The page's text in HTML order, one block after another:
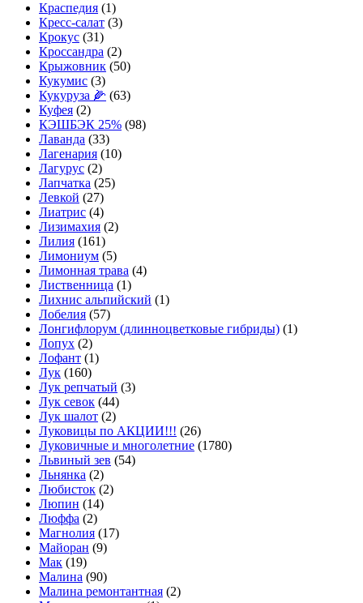
Краспедия (1)
Кресс-салат (3)
Крокус (31)
Кроссандра (2)
Крыжовник (50)
Кукумис (3)
Кукуруза 🌽 (63)
Куфея (2)
КЭШБЭК 25% (98)
Лаванда (33)
Лагенария (10)
Лагурус (2)
Лапчатка (25)
Левкой (27)
Лиатрис (4)
Лизимахия (2)
Лилия (161)
Лимониум (5)
Лимонная трава (4)
Лиственница (1)
Лихнис альпийский (1)
Лобелия (57)
Лонгифлорум (длинноцветковые гибриды) (1)
Лопух (2)
Лофант (1)
Лук (160)
Лук репчатый (3)
Лук севок (44)
Лук шалот (2)
Луковицы по АКЦИИ!!! (26)
Луковичные и многолетние (1780)
Львиный зев (54)
Льнянка (2)
Любисток (2)
Люпин (14)
Люффа (2)
Магнолия (17)
Майоран (9)
Мак (19)
Малина (90)
Малина ремонтантная (2)